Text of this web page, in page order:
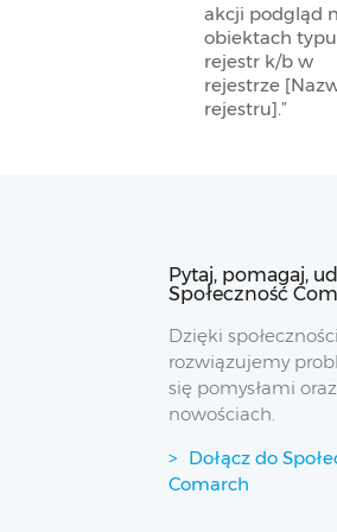
akcji podgląd
obiektach typu
rejestr k/b w
rejestrze
rejestru].”
Pytaj, pomagaj,
Społeczność
Dzięki
rozwiązujemy
się pomysłami
nowościach.
Dołącz do
Comarch